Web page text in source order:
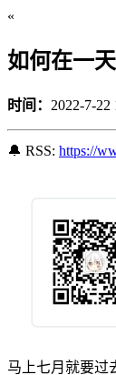
«
如何在一
时间： 2022-7-
🔔 RSS: https://
马上七月就要过